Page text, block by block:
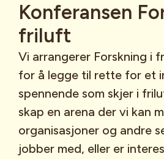
Konferansen
friluft
Vi arrangerer Forskning i
for å legge til rette for et
spennende som skjer i
skap en arena der vi kan
organisasjoner og andre
jobber med, eller er